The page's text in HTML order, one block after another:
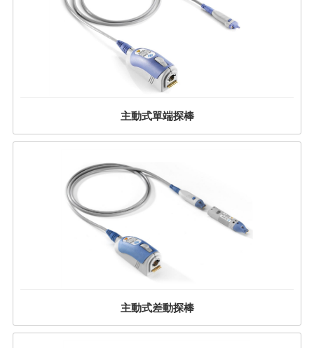
主動式單端探棒
主動式差動探棒